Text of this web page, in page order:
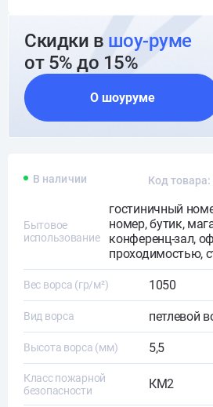
Скидки в шоу-руме
от 5% до 15%
О шоуруме
В наличии Код товара:
Бытовое
использование
гостиничный
номер, бутик,
конференц-зал,
проходимостью,
Вес ворса (гр/м²) 1050
Вид ворса петлевой
Высота ворса (мм) 5,5
Класс пожарной
безопасности
КМ2